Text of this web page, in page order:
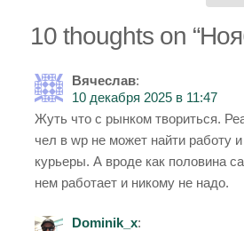
10 thoughts on “
Вячеслав:
10 декабря 2025 в 11:47
Жуть что с рынком твориться.
чел в wp не может найти работу и
курьеры. А вроде как половина
нем работает и никому не надо.
Dominik_x: